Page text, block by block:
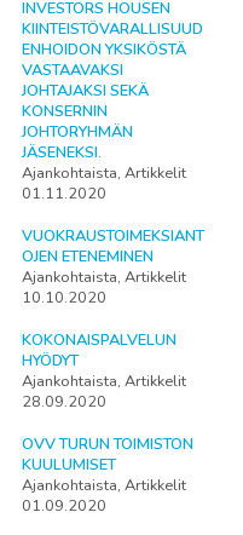
INVESTORS HOUSEN
KIINTEISTÖVARALLISUUD
ENHOIDON YKSIKÖSTÄ
VASTAAVAKSI
JOHTAJAKSI SEKÄ
KONSERNIN
JOHTORYHMÄN
JÄSENEKSI.
Ajankohtaista, Artikkelit
01.11.2020
VUOKRAUSTOIMEKSIANT
OJEN ETENEMINEN
Ajankohtaista, Artikkelit
10.10.2020
KOKONAISPALVELUN
HYÖDYT
Ajankohtaista, Artikkelit
28.09.2020
OVV TURUN TOIMISTON
KUULUMISET
Ajankohtaista, Artikkelit
01.09.2020